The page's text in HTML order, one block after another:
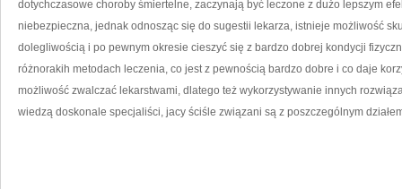
dotychczasowe choroby śmiertelne, zaczynają być leczone z dużo lepszym
niebezpieczna, jednak odnosząc się do sugestii lekarza, istnieje możliwość
dolegliwością i po pewnym okresie cieszyć się z bardzo dobrej kondycji
różnorakih metodach leczenia, co jest z pewnością bardzo dobre i co daje
możliwość zwalczać lekarstwami, dlatego też wykorzystywanie innych
wiedzą doskonale specjaliści, jacy ściśle związani są z poszczególnym